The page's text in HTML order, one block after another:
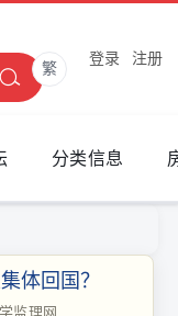
繁
登录 注册
分类信息
体回国？
监理网